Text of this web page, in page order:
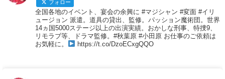
フォロー
全国各地のイベント、宴会の余興に #マジシャン #変面 #イリ
ュージョン 派遣。道具の貸出、監修。パッション魔術団。世界
14ヵ国5000ステージ以上の出演実績。おかしな刑事、特捜9、
リモラブ等、ドラマ監修。#秋葉原 #小田原 お仕事のご依頼は
お気軽に。
https://t.co/DzoECxgQQO